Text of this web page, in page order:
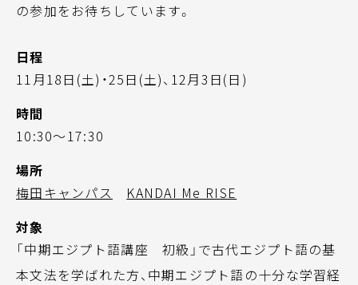
の参加をお待ちしています。
日程
11月18日(土)・25日(土)、12月3日(日)
時間
10:30～17:30
場所
梅田キャンパス
KANDAI Me RISE
対象
「中期エジプト語講座 初級」で古代エジプト語の基
本文法を学ばれた方、中期エジプト語の十分な学習経